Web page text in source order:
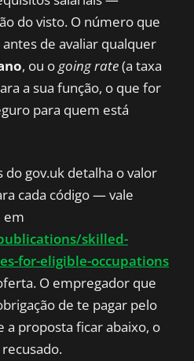
do visto. O número que
de avaliar qualquer
, ou ogoing rate(a taxa
a sua função, o que for
para quem está
do gov.uk detalha o valor
cada código — vale
em
skilled-
for-eligible-occupations
O empregador que
de te pagar pelo
proposta ficar abaixo, o